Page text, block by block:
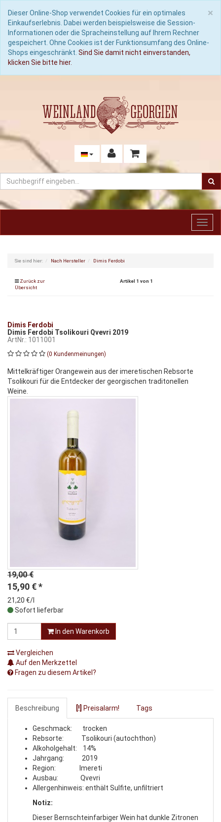
×
Dieser Online-Shop verwendet Cookies für ein optimales
Einkaufserlebnis. Dabei werden beispielsweise die Session-
Informationen oder die Spracheinstellung auf Ihrem Rechner
gespeichert. Ohne Cookies ist der Funktionsumfang des Online-
Shops eingeschränkt. Sind Sie damit nicht einverstanden,
klicken Sie bitte hier.
Sie sind hier: Nach Hersteller Dimis Ferdobi
Zurück zur
Übersicht
Artikel 1 von 1
Dimis Ferdobi
Dimis Ferdobi Tsolikouri Qvevri 2019
ArtNr.: 1011001
(0 Kundenmeinungen)
Mittelkräftiger Orangewein aus der imeretischen Rebsorte
Tsolikouri für die Entdecker der georgischen traditonellen
Weine.
19,00 €
15,90 €*
21,20 €/l
Sofort lieferbar
In den Warenkorb
Vergleichen
Auf den Merkzettel
Fragen zu diesem Artikel?
Beschreibung [!] Preisalarm! Tags
Geschmack: trocken
Rebsorte: Tsolikouri (autochthon)
Alkoholgehalt: 14%
Jahrgang: 2019
Region: Imereti
Ausbau: Qvevri
Allergenhinweis: enthält Sulfite, unfiltriert
Notiz:
Dieser Bernschteinfarbiger Wein hat dunkle Zitronen